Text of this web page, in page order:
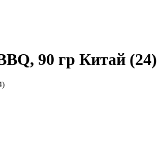
90 гр Китай (24)